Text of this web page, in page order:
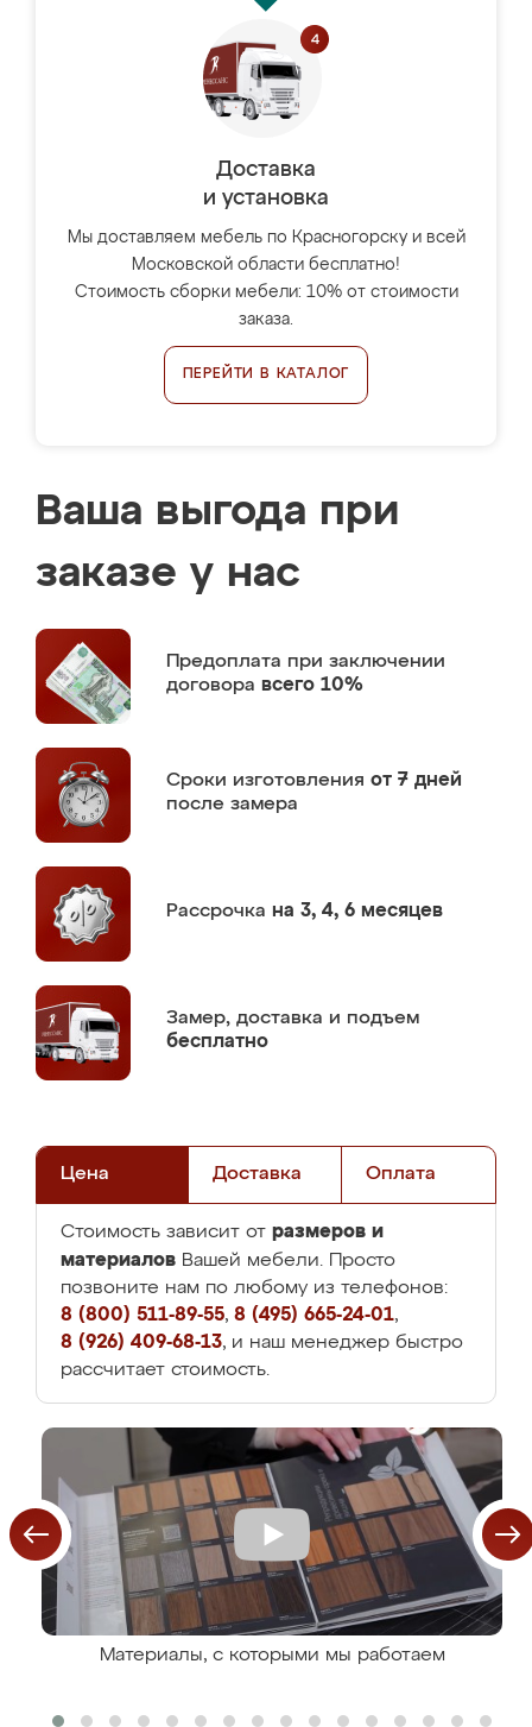
Доставка
и установка
Мы доставляем мебель по Красногорску и всей
Московской области бесплатно!
Стоимость сборки мебели: 10% от стоимости
заказа.
ПЕРЕЙТИ В КАТАЛОГ
Ваша выгода при
заказе у нас
Предоплата при заключении
договора всего 10%
Сроки изготовления от 7 дней
после замера
Рассрочка на 3, 4, 6 месяцев
Замер, доставка и подъем
бесплатно
Цена Доставка Оплата
Стоимость зависит от размеров и
материалов Вашей мебели. Просто
позвоните нам по любому из телефонов:
8 (800) 511-89-55, 8 (495) 665-24-01,
8 (926) 409-68-13, и наш менеджер быстро
рассчитает стоимость.
Материалы, с которыми мы работаем